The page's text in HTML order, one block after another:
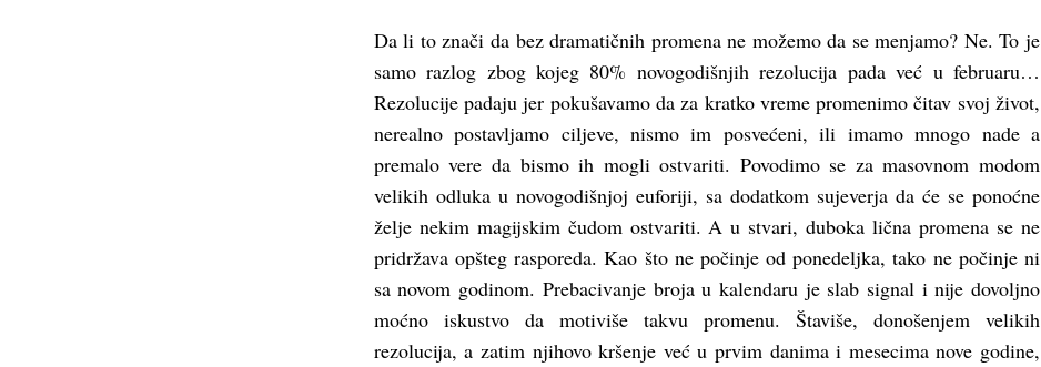
Da li to znači da bez dramatičnih promena ne možemo da se menjamo? Ne. To je
samo razlog zbog kojeg 80% novogodišnjih rezolucija pada već u februaru…
Rezolucije padaju jer pokušavamo da za kratko vreme promenimo čitav svoj život,
nerealno postavljamo ciljeve, nismo im posvećeni, ili imamo mnogo nade a
premalo vere da bismo ih mogli ostvariti. Povodimo se za masovnom modom
velikih odluka u novogodišnjoj euforiji, sa dodatkom sujeverja da će se ponoćne
želje nekim magijskim čudom ostvariti. A u stvari, duboka lična promena se ne
pridržava opšteg rasporeda. Kao što ne počinje od ponedeljka, tako ne počinje ni
sa novom godinom. Prebacivanje broja u kalendaru je slab signal i nije dovoljno
moćno iskustvo da motiviše takvu promenu. Štaviše, donošenjem velikih
rezolucija, a zatim njihovo kršenje već u prvim danima i mesecima nove godine,